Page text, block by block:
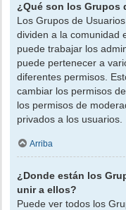
¿Qué son los Grupos
Los Grupos de
dividen a la comunidad
puede trabajar los
puede pertenecer a
diferentes permisos.
cambiar los permisos
los permisos de
privados a los usuarios.
Arriba
¿Donde están los
unir a ellos?
Puede ver todos los